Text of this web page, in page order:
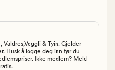
& Tyin. Gjelder
Husk å logge deg inn før du
Ikke medlem? Meld